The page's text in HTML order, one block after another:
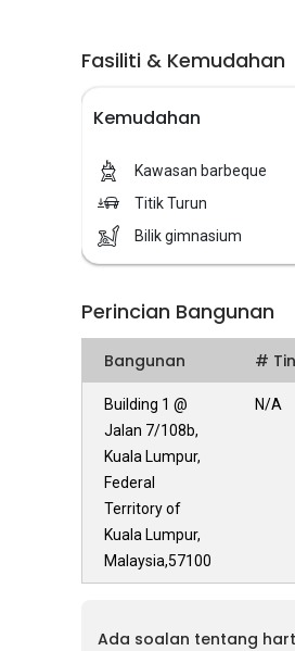
Fasiliti & Kemudahan
Kemudahan
Kawasan barbeque
Titik Turun
Bilik gimnasium
Perincian Bangunan
Bangunan #
Building 1 @
Jalan 7/108b,
Kuala Lumpur,
Federal
Territory of
Kuala Lumpur,
Malaysia,57100
N/A
Ada soalan tentang